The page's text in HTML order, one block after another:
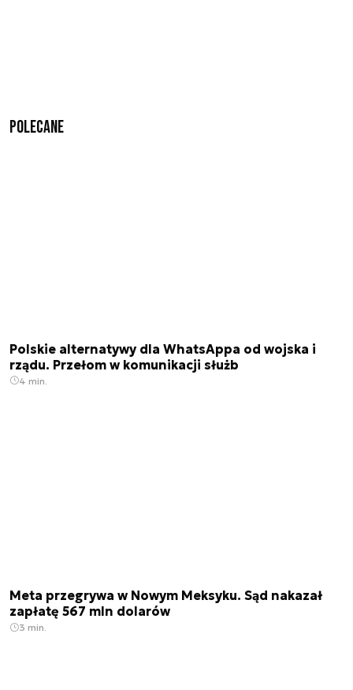
Polecane
Polskie alternatywy dla WhatsAppa od wojska i
rządu. Przełom w komunikacji służb
4 min.
Meta przegrywa w Nowym Meksyku. Sąd nakazał
zapłatę 567 mln dolarów
3 min.